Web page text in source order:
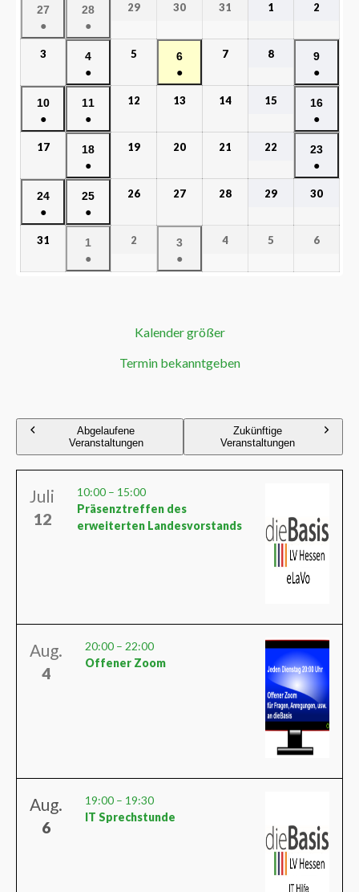
27
●
28
●
29 30 31 1 2
3
4
●
5
6
●
7 8
9
●
10
●
11
●
12 13 14 15
16
●
17
18
●
19 20 21 22
23
●
24
●
25
●
26 27 28 29 30
31
1
●
2
3
●
4 5 6
Kalender größer
Termin bekanntgeben
Abgelaufene
Veranstaltungen
Zukünftige
Veranstaltungen
Juli
12
10:00 – 15:00
Präsenztreffen des
erweiterten Landesvorstands
Aug.
4
20:00 – 22:00
Offener Zoom
Aug.
6
19:00 – 19:30
IT Sprechstunde